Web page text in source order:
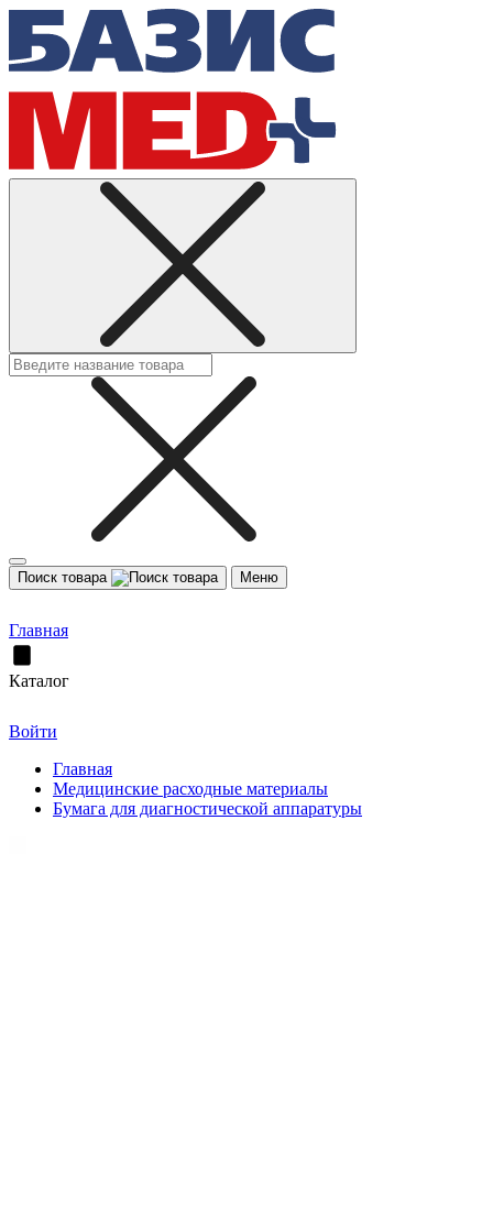
Поиск товара Меню
Главная
Каталог
Войти
Главная
Медицинские расходные материалы
Бумага для диагностической аппаратуры